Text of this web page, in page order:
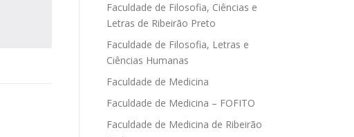
Faculdade de Filosofia, Ciências e
Letras de Ribeirão Preto
Faculdade de Filosofia, Letras e
Ciências Humanas
Faculdade de Medicina
Faculdade de Medicina – FOFITO
Faculdade de Medicina de Ribeirão